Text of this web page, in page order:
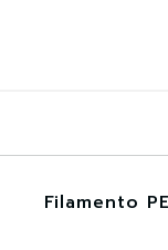
Filamento